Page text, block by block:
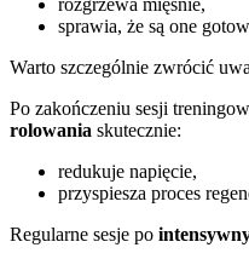
sprawia, że są one
Warto szczególnie zwrócić
Po zakończeniu sesji
rolowania skutecznie:
redukuje napięcie,
przyspiesza proces
Regularne sesje po